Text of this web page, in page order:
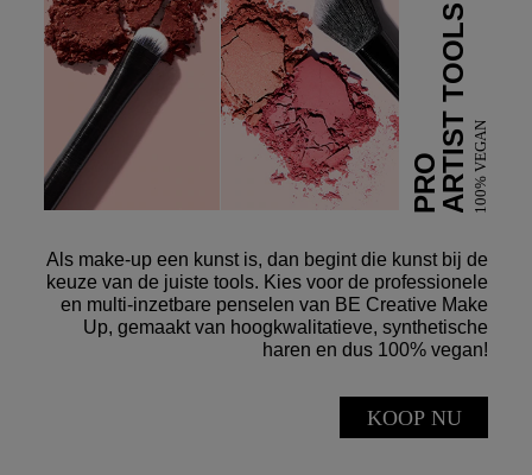
PROARTIST TOOLS100% VEGAN
Als make-up een kunst is, dan begint die kunst bij de
keuze van de juiste tools. Kies voor de professionele
en multi-inzetbare penselen van BE Creative Make
Up, gemaakt van hoogkwalitatieve, synthetische
haren en dus 100% vegan!
KOOP NU